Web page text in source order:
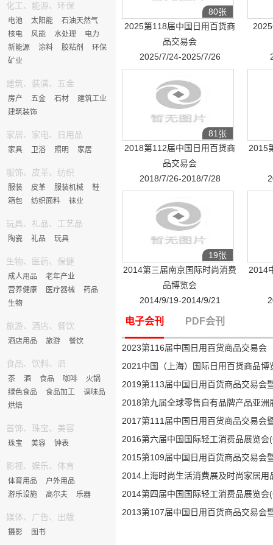
化工、能源、环保
电池 太阳能
石油天然气
核电
风能 水处理
电力
新能源
涂料 胶粘剂
环保
矿业
建筑、装潢、五金
房产 五金 石材
建筑工业
建筑装饰
家居、家电、日用品
家具 卫浴 照明 家居
服饰、皮革、纺织
服装 皮革 服装机械
鞋
箱包
纺织面料 袜业
玩具、礼品、工艺品
陶瓷 礼品 玩具
生物、医药、保健
成人用品
老年产业
营养健康
医疗器械
药品
生物
旅游、酒店、餐饮
酒店用品 旅游 餐饮
食品、饮料、酒
茶 酒 食品 咖啡
火锅
绿色食品
食品加工
调味品
烘焙
首饰、珠宝、美容
珠宝 美容 钟表
影视、娱乐、体育
体育用品
户外用品
游乐设施
高尔夫 乐器
媒体、广告、出版
摄影 图书
80张
2025第118届中国日用百货商
品交易会
2025/7/24-2025/7/26
81张
2018第112届中国日用百货商
品交易会
2018/7/26-2018/7/28
2015
19张
2014第三届南京国际时尚消费
品博览会
2014/9/19-2014/9/21
2014
电子会刊 PDF会刊
2023第116届中国日用百货商品交易会
2021中国（上海）国际日用百货商品博
2019第113届中国日用百货商品交易会
2018第九届全球零售自有品牌产品亚洲
2017第111届中国日用百货商品交易会
2016第六届中国国际轻工消费品展览会
2015第109届中国日用百货商品交易会
2014上海时尚生活消费展及时尚家居用
2014第四届中国国际轻工消费品展览会
2013第107届中国日用百货商品交易会